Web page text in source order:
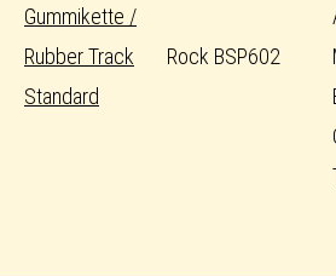
Gummikette /
Rubber Track
Standard
Rock BSP602